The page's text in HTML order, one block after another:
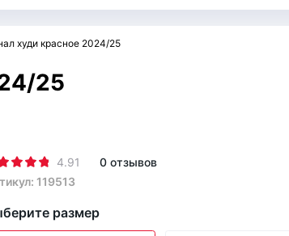
худи красное 2024/25
25
4.91
0 отзывов
119513
размер